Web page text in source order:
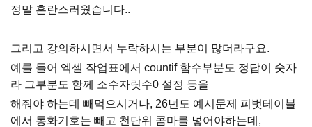
정말 혼란스러웠습니다..
그리고 강의하시면서 누락하시는 부분이 많더라구요.
예를 들어 엑셀 작업표에서 countif 함수부분도 정답이 숫자
라 그부분도 함께 소수자릿수0 설정 등을
해줘야 하는데 빼먹으시거나, 26년도 예시문제 피벗테이블
에서 통화기호는 빼고 천단위 콤마를 넣어야하는데,